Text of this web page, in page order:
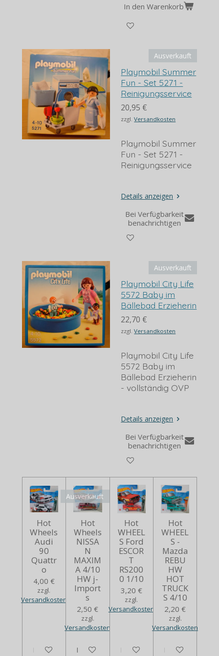
In den Warenkorb
Ausverkauft
Playmobil Summer
Fun - Set 5271 -
Reinigungsservice
20,95 €
zzgl.Versandkosten
Playmobil Summer
Fun - Set 5271 -
Reinigungsservice
Details anzeigen
Bei Verfügbarkeit
benachrichtigen
Ausverkauft
Playmobil City Life
5572 Baby im
Bällebad Erzieherin
22,70 €
zzgl.Versandkosten
Playmobil City Life
5572 Baby im
Bällebad Erzieherin
- vollständig OVP
Details anzeigen
Bei Verfügbarkeit
benachrichtigen
Hot
Wheels
Audi
90
Quattr
o
4,00 €
zzgl.
Versandkosten
In den Warenkorb
Ausverkauft
Hot
Wheels
NISSA
N
MAXIM
A 4/10
HW j-
Import
s
2,50 €
zzgl.
Versandkosten
Bei Verfügbarkeit benachrichtigen
Hot
WHEEL
S Ford
ESCOR
T
RS200
0 1/10
3,20 €
zzgl.
Versandkosten
In den Warenkorb
Hot
WHEEL
S -
Mazda
REBU
HW
HOT
TRUCK
S 4/10
2,20 €
zzgl.
Versandkosten
In den